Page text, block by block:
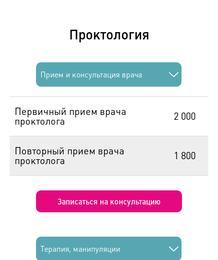
Проктология
Прием и консультация врача
Первичный прием врача
проктолога
2 000
Повторный прием врача
проктолога
1 800
Записаться на консультацию
Терапия, манипуляции